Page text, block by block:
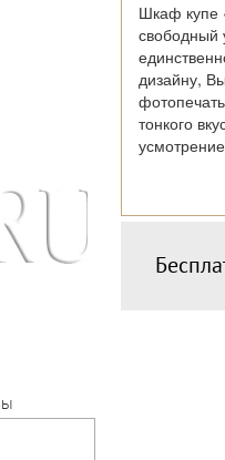
Шкаф купе
свободный
дизайну,
тонкого